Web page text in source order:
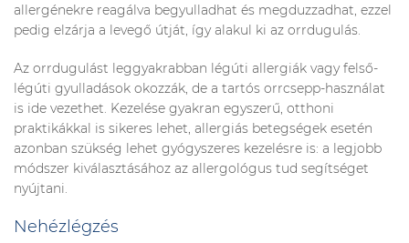
allergénekre reagálva begyulladhat és megduzzadhat, ezzel
pedig elzárja a levegő útját, így alakul ki az orrdugulás.
Az orrdugulást leggyakrabban légúti allergiák vagy felső-
légúti gyulladások okozzák, de a tartós orrcsepp-használat
is ide vezethet. Kezelése gyakran egyszerű, otthoni
praktikákkal is sikeres lehet, allergiás betegségek esetén
azonban szükség lehet gyógyszeres kezelésre is: a legjobb
módszer kiválasztásához az allergológus tud segítséget
nyújtani.
Nehézlégzés